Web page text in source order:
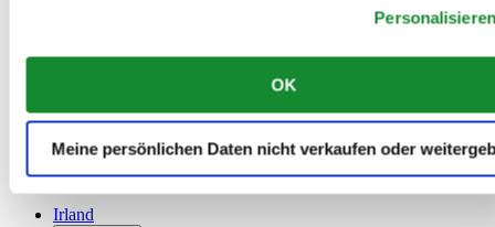
OK
Meine persönlichen Daten nicht verkaufen oder
China
Dänemark
Finnland
France
Irland